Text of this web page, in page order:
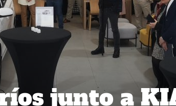
junto a